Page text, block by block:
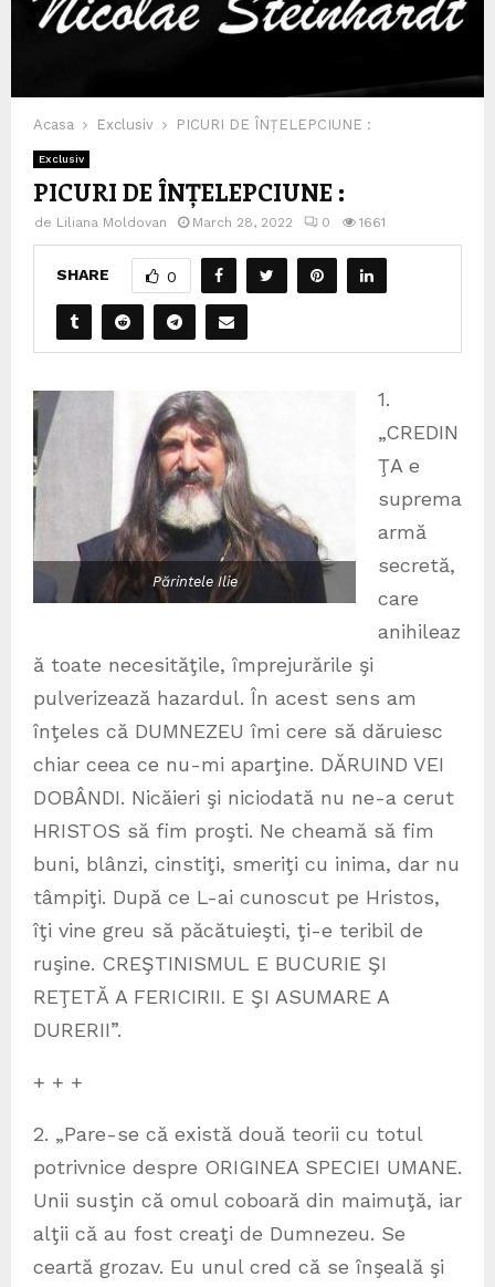
Acasa Exclusiv PICURI DE ÎNȚELEPCIUNE :
Exclusiv
PICURI DE ÎNȚELEPCIUNE :
de Liliana Moldovan March 28, 2022 0 1661
SHARE 0
Părintele Ilie
1.
„CREDIN
ŢA e
suprema
armă
secretă,
care
anihileaz
ă toate necesităţile, împrejurările şi
pulverizează hazardul. În acest sens am
înţeles că DUMNEZEU îmi cere să dăruiesc
chiar ceea ce nu-mi aparţine. DĂRUIND VEI
DOBÂNDI. Nicăieri şi niciodată nu ne-a cerut
HRISTOS să fim proşti. Ne cheamă să fim
buni, blânzi, cinstiţi, smeriţi cu inima, dar nu
tâmpiţi. După ce L-ai cunoscut pe Hristos,
îţi vine greu să păcătuieşti, ţi-e teribil de
ruşine. CREŞTINISMUL E BUCURIE ŞI
REŢETĂ A FERICIRII. E ŞI ASUMARE A
DURERII”.
+ + +
2. „Pare-se că există două teorii cu totul
potrivnice despre ORIGINEA SPECIEI UMANE.
Unii susţin că omul coboară din maimuţă, iar
alţii că au fost creaţi de Dumnezeu. Se
ceartă grozav. Eu unul cred că se înşeală şi